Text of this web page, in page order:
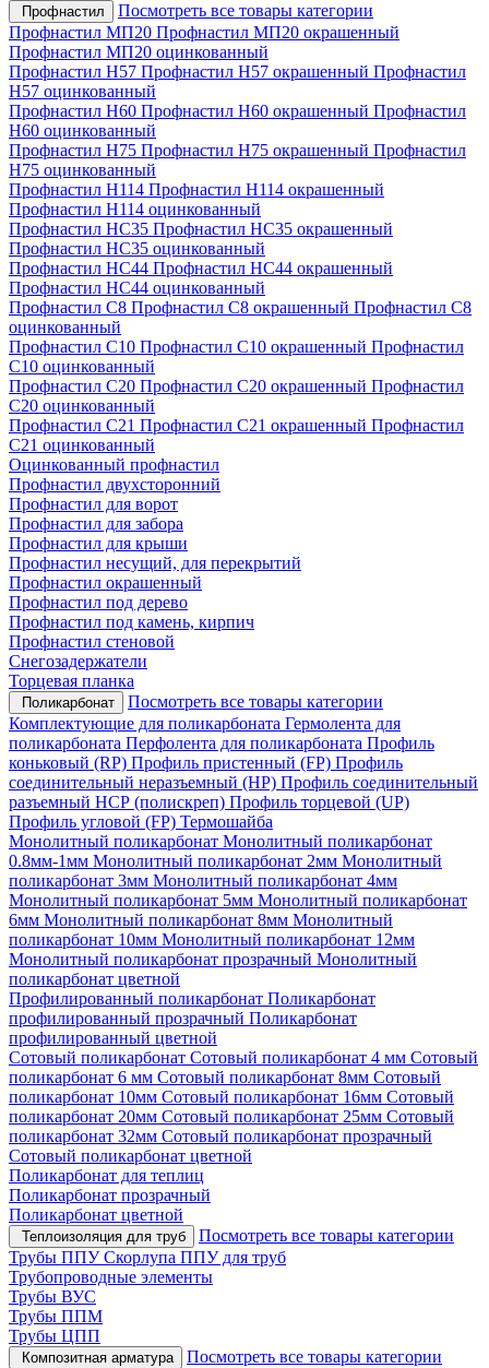
Профнастил
Посмотреть все товары категории
Профнастил МП20 Профнастил МП20 окрашенный
Профнастил МП20 оцинкованный
Профнастил Н57 Профнастил Н57 окрашенный Профнастил
Н57 оцинкованный
Профнастил Н60 Профнастил Н60 окрашенный Профнастил
Н60 оцинкованный
Профнастил Н75 Профнастил Н75 окрашенный Профнастил
Н75 оцинкованный
Профнастил Н114 Профнастил Н114 окрашенный
Профнастил Н114 оцинкованный
Профнастил НС35 Профнастил НС35 окрашенный
Профнастил НС35 оцинкованный
Профнастил НС44 Профнастил НС44 окрашенный
Профнастил НС44 оцинкованный
Профнастил С8 Профнастил С8 окрашенный Профнастил С8
оцинкованный
Профнастил С10 Профнастил С10 окрашенный Профнастил
С10 оцинкованный
Профнастил С20 Профнастил С20 окрашенный Профнастил
С20 оцинкованный
Профнастил С21 Профнастил С21 окрашенный Профнастил
С21 оцинкованный
Оцинкованный профнастил
Профнастил двухсторонний
Профнастил для ворот
Профнастил для забора
Профнастил для крыши
Профнастил несущий, для перекрытий
Профнастил окрашенный
Профнастил под дерево
Профнастил под камень, кирпич
Профнастил стеновой
Снегозадержатели
Торцевая планка
Поликарбонат
Посмотреть все товары категории
Комплектующие для поликарбоната Гермолента для
поликарбоната Перфолента для поликарбоната Профиль
коньковый (RP) Профиль пристенный (FP) Профиль
соединительный неразъемный (НР) Профиль соединительный
разъемный НСР (полискреп) Профиль торцевой (UP)
Профиль угловой (FP) Термошайба
Монолитный поликарбонат Монолитный поликарбонат
0.8мм-1мм Монолитный поликарбонат 2мм Монолитный
поликарбонат 3мм Монолитный поликарбонат 4мм
Монолитный поликарбонат 5мм Монолитный поликарбонат
6мм Монолитный поликарбонат 8мм Монолитный
поликарбонат 10мм Монолитный поликарбонат 12мм
Монолитный поликарбонат прозрачный Монолитный
поликарбонат цветной
Профилированный поликарбонат Поликарбонат
профилированный прозрачный Поликарбонат
профилированный цветной
Сотовый поликарбонат Сотовый поликарбонат 4 мм Сотовый
поликарбонат 6 мм Сотовый поликарбонат 8мм Сотовый
поликарбонат 10мм Сотовый поликарбонат 16мм Сотовый
поликарбонат 20мм Сотовый поликарбонат 25мм Сотовый
поликарбонат 32мм Сотовый поликарбонат прозрачный
Сотовый поликарбонат цветной
Поликарбонат для теплиц
Поликарбонат прозрачный
Поликарбонат цветной
Теплоизоляция для труб
Посмотреть все товары категории
Трубы ППУСкорлупа ППУ для труб
Трубопроводные элементы
Трубы ВУС
Трубы ППМ
Трубы ЦПП
Композитная арматура
Посмотреть все товары категории